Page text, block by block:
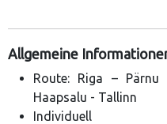
Allgemeine
Route: Riga –
Haapsalu - Tallinn
Individuell